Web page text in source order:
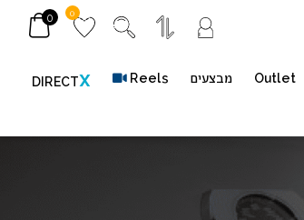
0
0
Outlet מבצעים Reels
DIRECTX